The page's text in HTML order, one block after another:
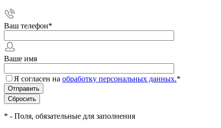
Ваш телефон*
Ваше имя
Я согласен на обработку персональных данных.*
* - Поля, обязательные для заполнения